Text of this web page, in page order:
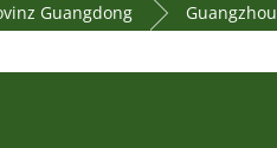
Guangdong Guangzhou